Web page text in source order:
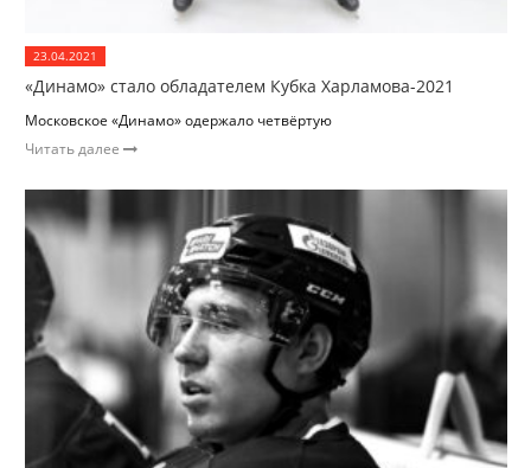
23.04.2021
«Динамо» стало обладателем Кубка Харламова-2021
Московское «Динамо» одержало четвёртую
Читать далее